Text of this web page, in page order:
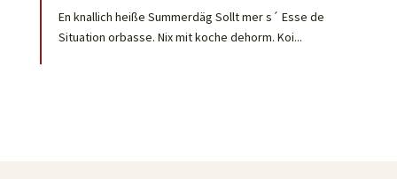
En knallich heiße Summerdäg Sollt mer s´ Esse de
Situation orbasse. Nix mit koche dehorm. Koi...